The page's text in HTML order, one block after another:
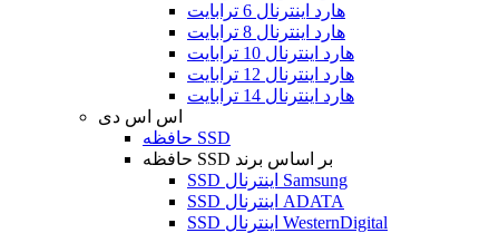
هارد اینترنال 6 ترابایت
هارد اینترنال 8 ترابایت
هارد اینترنال 10 ترابایت
هارد اینترنال 12 ترابایت
هارد اینترنال 14 ترابایت
اس اس دی
حافظه SSD
حافظه SSD بر اساس برند
SSD اینترنال Samsung
SSD اینترنال ADATA
SSD اینترنال WesternDigital